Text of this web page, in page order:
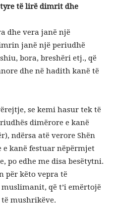
të lirë dimrit dhe
dhe vera janë një
janë një periudhë
bora, breshëri etj., që
dhe në hadith kanë të
se kemi hasur tek të
dimërore e kanë
ndërsa atë verore Shën
e kanë festuar nëpërmjet
po edhe me disa besëtytni.
për këto vepra të
që t’i emërtojë
mushrikëve.